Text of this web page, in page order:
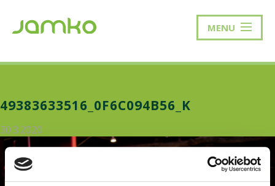
MENU
49383633516_0F6C094B56_K
30.3.2020